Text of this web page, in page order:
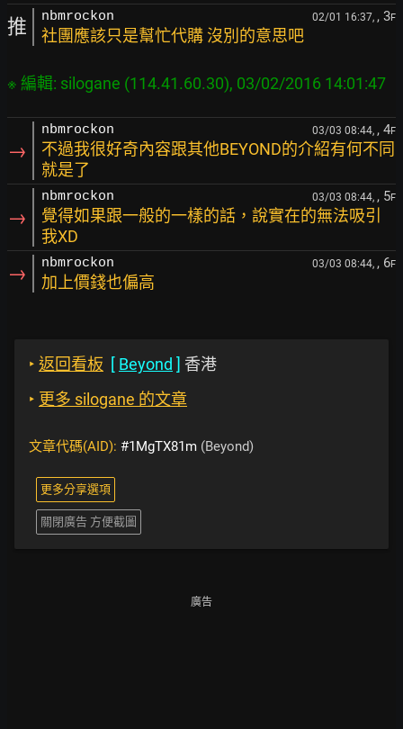
推 nbmrockon 02/01 16:37, , 3F
社團應該只是幫忙代購 沒別的意思吧
→
nbmrockon 03/03 08:44, , 4F
不過我很好奇內容跟其他BEYOND的介紹有何不同
就是了
→
nbmrockon 03/03 08:44, , 5F
覺得如果跟一般的一樣的話，說實在的無法吸引
我XD
→ nbmrockon 03/03 08:44, , 6F
加上價錢也偏高
‣ 返回看板 [ Beyond ] 香港
‣ 更多 silogane 的文章
文章代碼(AID): #1MgTX81m (Beyond)
更多分享選項
關閉廣告 方便截圖
廣告